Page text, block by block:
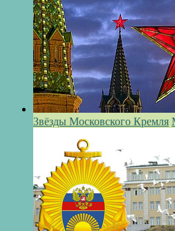
Звёзды Московского Кремля